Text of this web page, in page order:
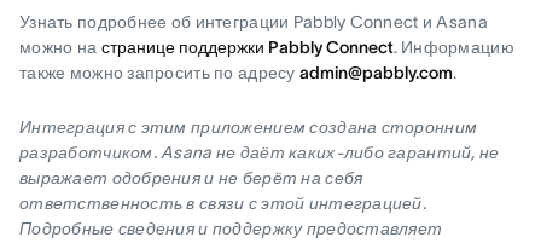
Узнать подробнее об интеграции Pabbly Connect и Asana
можно на странице поддержки Pabbly Connect. Информацию
также можно запросить по адресу admin@pabbly.com.
Интеграция с этим приложением создана сторонним
разработчиком. Asana не даёт каких-либо гарантий, не
выражает одобрения и не берёт на себя
ответственность в связи с этой интеграцией.
Подробные сведения и поддержку предоставляет